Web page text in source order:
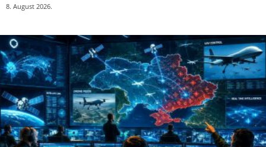
8. August 2026.